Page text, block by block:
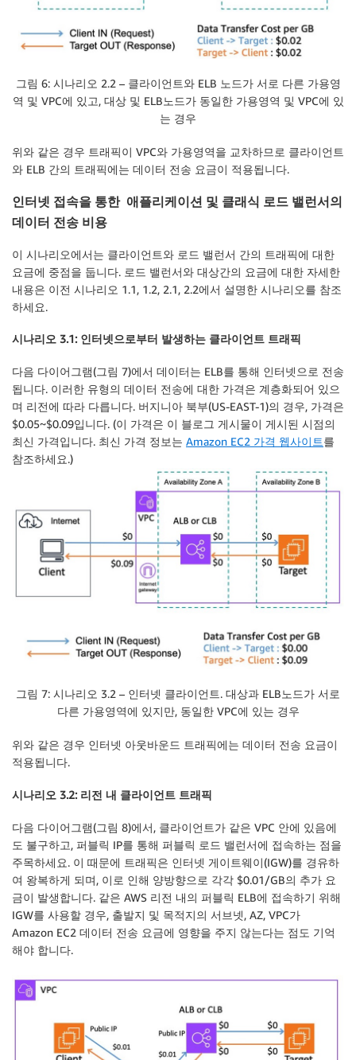
그림 6: 시나리오 2.2 – 클라이언트와 ELB 노드가 서로 다른 가용영
역 및 VPC에 있고, 대상 및 ELB노드가 동일한 가용영역 및 VPC에 있
는 경우
위와 같은 경우 트래픽이 VPC와 가용영역을 교차하므로 클라이언트
와 ELB 간의 트래픽에는 데이터 전송 요금이 적용됩니다.
인터넷 접속을 통한 애플리케이션 및 클래식 로드 밸런서의
데이터 전송 비용
이 시나리오에서는 클라이언트와 로드 밸런서 간의 트래픽에 대한
요금에 중점을 둡니다. 로드 밸런서와 대상간의 요금에 대한 자세한
내용은 이전 시나리오 1.1, 1.2, 2.1, 2.2에서 설명한 시나리오를 참조
하세요.
시나리오 3.1: 인터넷으로부터 발생하는 클라이언트 트래픽
다음 다이어그램(그림 7)에서 데이터는 ELB를 통해 인터넷으로 전송
됩니다. 이러한 유형의 데이터 전송에 대한 가격은 계층화되어 있으
며 리전에 따라 다릅니다. 버지니아 북부(US-EAST-1)의 경우, 가격은
$0.05~$0.09입니다. (이 가격은 이 블로그 게시물이 게시된 시점의
최신 가격입니다. 최신 가격 정보는 Amazon EC2 가격 웹사이트를
참조하세요.)
그림 7: 시나리오 3.2 – 인터넷 클라이언트. 대상과 ELB노드가 서로
다른 가용영역에 있지만, 동일한 VPC에 있는 경우
위와 같은 경우 인터넷 아웃바운드 트래픽에는 데이터 전송 요금이
적용됩니다.
시나리오 3.2: 리전 내 클라이언트 트래픽
다음 다이어그램(그림 8)에서, 클라이언트가 같은 VPC 안에 있음에
도 불구하고, 퍼블릭 IP를 통해 퍼블릭 로드 밸런서에 접속하는 점을
주목하세요. 이 때문에 트래픽은 인터넷 게이트웨이(IGW)를 경유하
여 왕복하게 되며, 이로 인해 양방향으로 각각 $0.01/GB의 추가 요
금이 발생합니다. 같은 AWS 리전 내의 퍼블릭 ELB에 접속하기 위해
IGW를 사용할 경우, 출발지 및 목적지의 서브넷, AZ, VPC가
Amazon EC2 데이터 전송 요금에 영향을 주지 않는다는 점도 기억
해야 합니다.